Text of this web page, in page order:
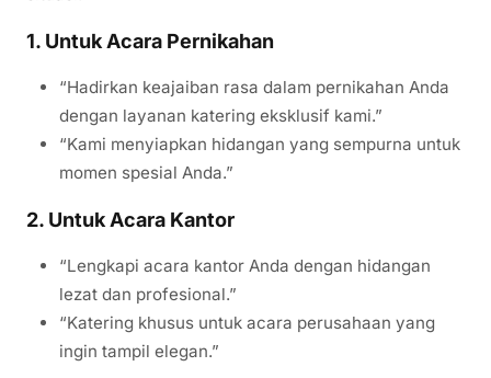
1. Untuk Acara Pernikahan
“Hadirkan keajaiban rasa dalam pernikahan Anda
dengan layanan katering eksklusif kami.”
“Kami menyiapkan hidangan yang sempurna untuk
momen spesial Anda.”
2. Untuk Acara Kantor
“Lengkapi acara kantor Anda dengan hidangan
lezat dan profesional.”
“Katering khusus untuk acara perusahaan yang
ingin tampil elegan.”